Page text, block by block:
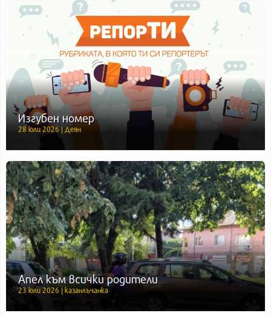
Изгубен номер
28 юли 2026 | Деян
Апел към всички родители
23 юли 2026 | казанлъчанка